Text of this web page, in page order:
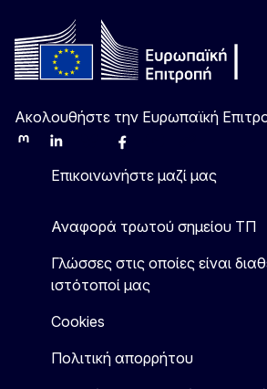
Ακολουθήστε την Ευρωπαϊκή
MastodonLinkedInBlueskyFacebook
Επικοινωνήστε μαζί μας
Αναφορά τρωτού σημείου ΤΠ
Γλώσσες στις οποίες είναι
ιστότοποί μας
Cookies
Πολιτική απορρήτου